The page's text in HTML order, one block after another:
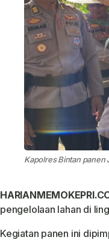
Kapolres Bintan
pengelolaan lahan di
Kegiatan panen ini